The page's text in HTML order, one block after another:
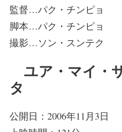
監督…パク・チンピョ
脚本…パク・チンピョ
撮影…ソン・スンテク
ユア・マイ・
タ
公開日：2006年11月3日